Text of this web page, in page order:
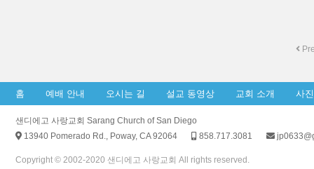
홈 예배 안내 오시는 길 설교 동영상 교회 소개 사
샌디에고 사랑교회 Sarang Church of San Diego
13940 Pomerado Rd., Poway, CA 92064
858.717.3081
Copyright © 2002-2020 샌디에고 사랑교회 All rights reserved.